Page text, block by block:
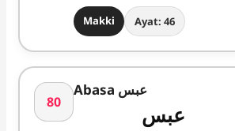
Makki Ayat: 46
80
Abasa عبس
عبس